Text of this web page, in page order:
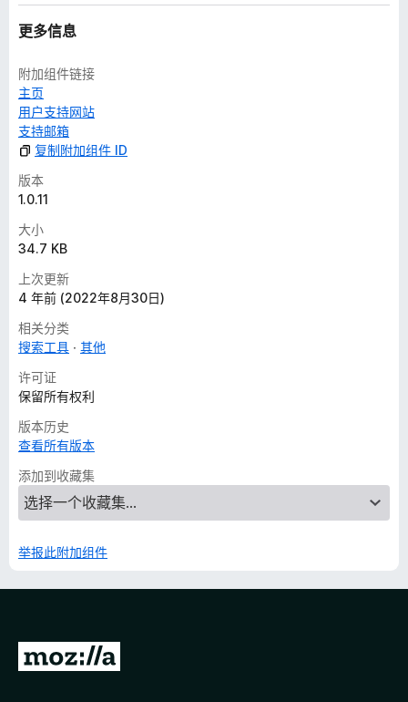
更多信息
附加组件链接
主页
用户支持网站
支持邮箱
复制附加组件 ID
版本
1.0.11
大小
34.7 KB
上次更新
4 年前 (2022年8月30日)
相关分类
搜索工具
其他
许可证
保留所有权利
版本历史
查看所有版本
添加到收藏集
举报此附加组件
转